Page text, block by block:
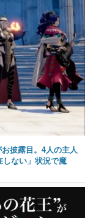
披露目。4人の主人
ない」状況で魔